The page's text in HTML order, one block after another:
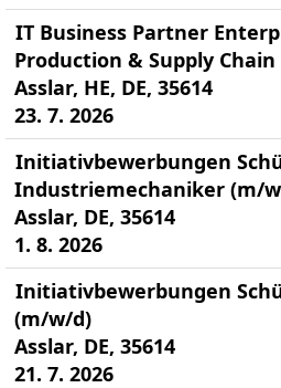
IT Business Partner
Production & Supply
Asslar, HE, DE, 35614
23. 7. 2026
Initiativbewerbungen
Industriemechaniker (m/
Asslar, DE, 35614
1. 8. 2026
Initiativbewerbungen
(m/w/d)
Asslar, DE, 35614
21. 7. 2026